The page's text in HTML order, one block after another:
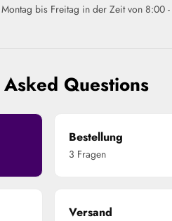
bis Freitag in der Zeit von 8:00 -
Questions
Bestellung
3 Fragen
Versand